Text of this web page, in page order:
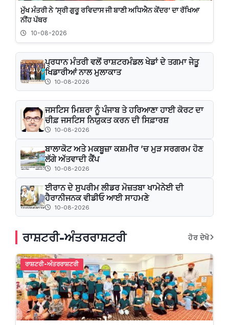
ਮੁੱਖ ਮੰਤਰੀ ਨੇ ‘ਸ੍ਰੀ ਗੁਰੂ ਰਵਿਦਾਸ ਜੀ ਬਾਣੀ ਅਧਿਐਨ ਕੇਂਦਰ’ ਦਾ ਰੱਖਿਆ
ਨੀਂਹ ਪੱਥਰ
10-08-2026
ਪ੍ਰਧਾਨ ਮੰਤਰੀ ਵਲੋਂ ਰਾਸ਼ਟਰਮੰਡਲ ਖੇਡਾਂ ਦੇ ਤਗਮਾ ਜੇਤੂ
ਖਿਡਾਰੀਆਂ ਨਾਲ ਮੁਲਾਕਾਤ
10-08-2026
ਜਸਟਿਸ ਮਿਸ਼ਰਾ ਨੂੰ ਪੰਜਾਬ ਤੇ ਹਰਿਆਣਾ ਹਾਈ ਕੋਰਟ ਦਾ
ਚੀਫ਼ ਜਸਟਿਸ ਨਿਯੁਕਤ ਕਰਨ ਦੀ ਸਿਫ਼ਾਰਸ਼
10-08-2026
ਬਾਲਾਕੋਟ ਅਤੇ ਮਕਬੂਜ਼ਾ ਕਸ਼ਮੀਰ ’ਚ ਮੁੜ ਸਰਗਰਮ ਹੋਣ
ਲੱਗੇ ਅੱਤਵਾਦੀ ਕੈਂਪ
10-08-2026
ਈਰਾਨ ਦੇ ਸੁਪਰੀਮ ਲੀਡਰ ਮੋਜ਼ਤਬਾ ਖਾਮੇਨੇਈ ਦੀ
ਹੈਰਾਨੀਜਨਕ ਵੀਡੀਓ ਆਈ ਸਾਹਮਣੇ
10-08-2026
ਰਾਸ਼ਟਰੀ-ਅੰਤਰਰਾਸ਼ਟਰੀ ਹੋਰ ਦੇਖੋ
ਰਾਸ਼ਟਰੀ-ਅੰਤਰਰਾਸ਼ਟਰੀ